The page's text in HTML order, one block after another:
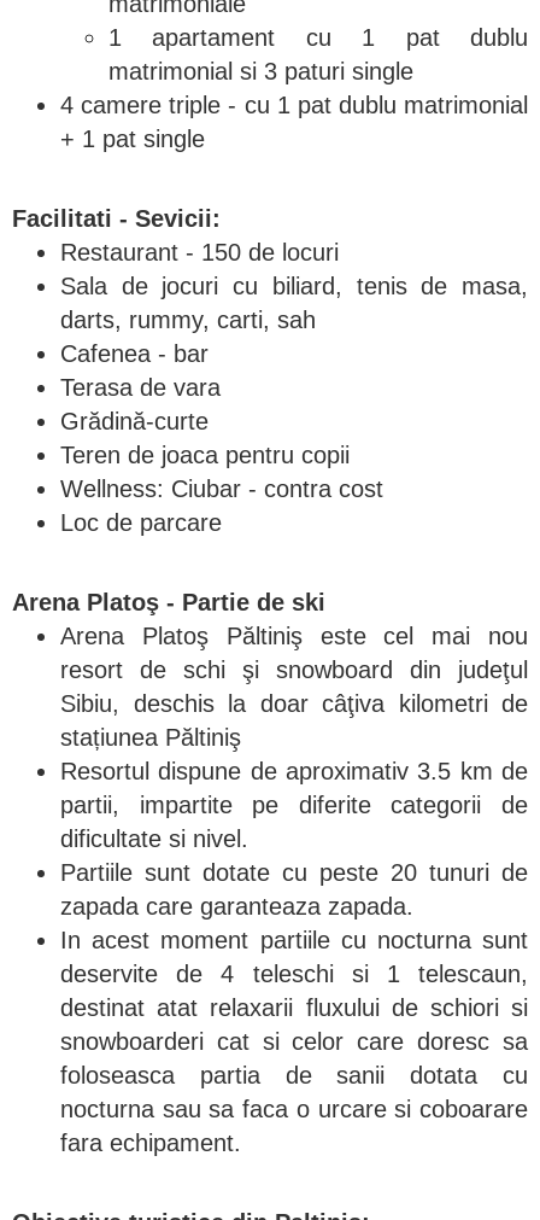
1 apartament cu 1 pat dublu
matrimonial si 3 paturi single
4 camere triple - cu 1 pat dublu matrimonial
+ 1 pat single
Facilitati - Sevicii:
Restaurant - 150 de locuri
Sala de jocuri cu biliard, tenis de masa,
darts, rummy, carti, sah
Cafenea - bar
Terasa de vara
Grădină-curte
Teren de joaca pentru copii
Wellness: Ciubar - contra cost
Loc de parcare
Arena Platoş - Partie de ski
Arena Platoş Păltiniş este cel mai nou
resort de schi şi snowboard din judeţul
Sibiu, deschis la doar câţiva kilometri de
stațiunea Păltiniş
Resortul dispune de aproximativ 3.5 km de
partii, impartite pe diferite categorii de
dificultate si nivel.
Partiile sunt dotate cu peste 20 tunuri de
zapada care garanteaza zapada.
In acest moment partiile cu nocturna sunt
deservite de 4 teleschi si 1 telescaun,
destinat atat relaxarii fluxului de schiori si
snowboarderi cat si celor care doresc sa
foloseasca partia de sanii dotata cu
nocturna sau sa faca o urcare si coboarare
fara echipament.